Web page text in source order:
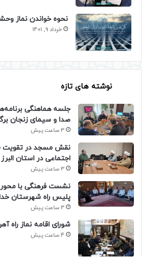
نحوه خواندن نماز
خرداد 9, 1401
نوشته های تازه
جلسه هماهنگی
صدا و سیمای زنجان
3 ساعت پیش
نقش مسجد در تقویت
اجتماعی در استان البرز
3 ساعت پیش
نشست فرهنگی با
پلیس راه شهرستان
3 ساعت پیش
شورای اقامه نماز راه
4 ساعت پیش